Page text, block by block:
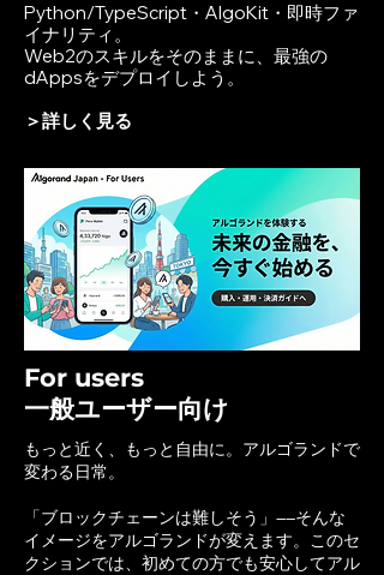
Python/TypeScript・AlgoKit・即時ファ
イナリティ。
Web2のスキルをそのままに、最強の
dAppsをデプロイしよう。
＞​詳しく見る
For users
一般ユーザー向け
もっと近く、もっと自由に。アルゴランドで
変わる日常。
「ブロックチェーンは難しそう」――そんな
イメージをアルゴランドが変えます。このセ
クションでは、初めての方でも安心してアル